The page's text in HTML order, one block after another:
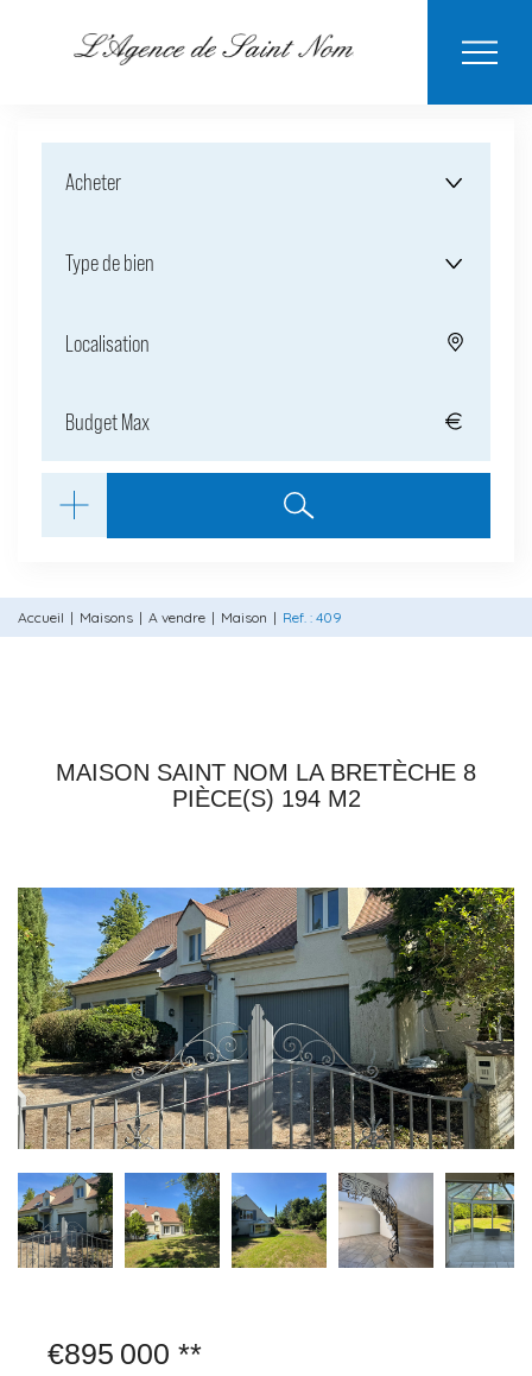
LOUER
BIENS
NOTRE
ESTIMER MON
Acheter
Type de bien
Localisation
Accueil Maisons A vendre Maison Ref. : 409
MAISON SAINT NOM LA BRETÈCHE 8
PIÈCE(S) 194 M2
€895 000 **